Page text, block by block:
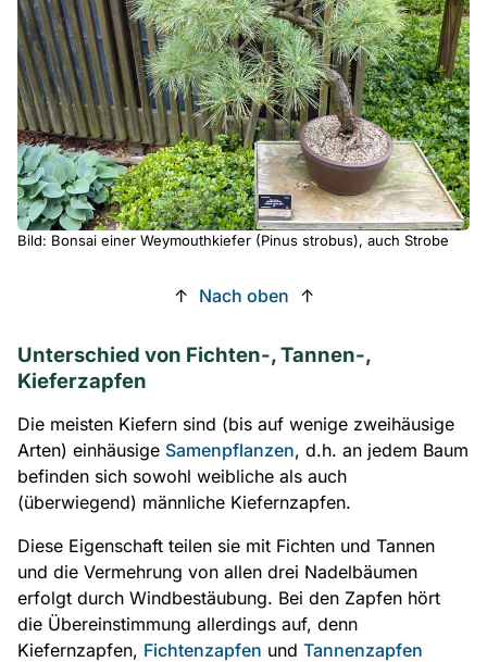
Bild: Bonsai einer Weymouthkiefer (Pinus strobus), auch Strobe
↑ Nach oben ↑
Unterschied von Fichten-, Tannen-,
Kieferzapfen
Die meisten Kiefern sind (bis auf wenige zweihäusige
Arten) einhäusige Samenpflanzen, d.h. an jedem Baum
befinden sich sowohl weibliche als auch
(überwiegend) männliche Kiefernzapfen.
Diese Eigenschaft teilen sie mit Fichten und Tannen
und die Vermehrung von allen drei Nadelbäumen
erfolgt durch Windbestäubung. Bei den Zapfen hört
die Übereinstimmung allerdings auf, denn
Kiefernzapfen, Fichtenzapfen und Tannenzapfen